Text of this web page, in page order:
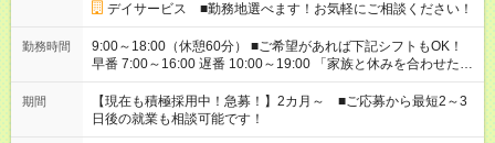
デイサービス ■勤務地選べます！お気軽にご相談ください！
勤務時間
9:00～18:00（休憩60分） ■ご希望があれば下記シフトもOK！
早番 7:00～16:00 遅番 10:00～19:00 「家族と休みを合わせた
い」 「余裕を持って夕飯の準備がしたい」 「できれば残業はし
たくない」 など、ご希望を教えてくださいね。 ※Wワーク希望
の方へ 今ご覧のお仕事で希望する勤務時間と、もう1つのお仕事
の勤務時間。 合計で週40時間を超える場合は応募できません。
期間
【現在も積極採用中！急募！】2カ月～ ■ご応募から最短2～3
日後の就業も相談可能です！